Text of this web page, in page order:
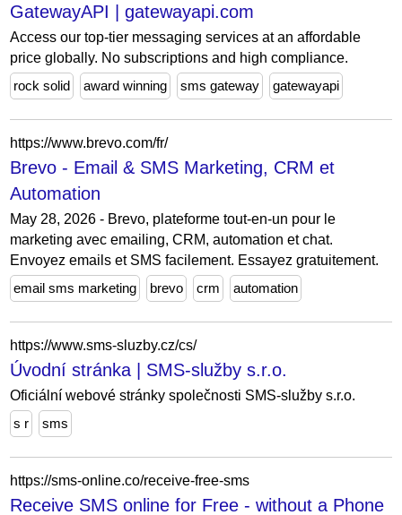
GatewayAPI | gatewayapi.com
Access our top-tier messaging services at an affordable
price globally. No subscriptions and high compliance.
rock solid
award winning sms gateway gatewayapi
https://www.brevo.com/fr/
Brevo - Email & SMS Marketing, CRM et
Automation
May 28, 2026 - Brevo, plateforme tout-en-un pour le
marketing avec emailing, CRM, automation et chat.
Envoyez emails et SMS facilement. Essayez gratuitement.
email sms marketing
brevo crm automation
https://www.sms-sluzby.cz/cs/
Úvodní stránka | SMS-služby s.r.o.
Oficiální webové stránky společnosti SMS-služby s.r.o.
s r
sms
https://sms-online.co/receive-free-sms
Receive SMS online for Free - without a Phone